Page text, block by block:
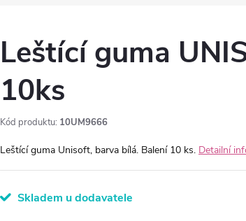
Leštící guma
10ks
Kód produktu: 10UM9666
Leštící guma Unisoft, barva bílá. Balení 10 ks. Detailní
Skladem u dodavatele